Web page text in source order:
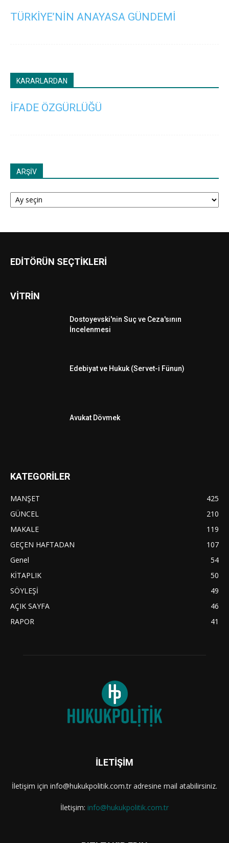
TÜRKİYE’NİN ANAYASA GÜNDEMİ
KARARLARDAN
İFADE ÖZGÜRLÜĞÜ
ARŞİV
ARŞİV
EDİTÖRÜN SEÇTİKLERİ
VİTRİN
Dostoyevski'nin Suç ve Ceza'sının
İncelenmesi
Edebiyat ve Hukuk (Servet-i Fünun)
Avukat Dövmek
KATEGORİLER
MANŞET
425
GÜNCEL
210
MAKALE
119
GEÇEN HAFTADAN
107
Genel
54
KİTAPLIK
50
SÖYLEŞİ
49
AÇIK SAYFA
46
RAPOR
41
İLETİŞİM
İletişim için info@hukukpolitik.com.tr adresine mail atabilirsiniz.
İletişim: info@hukukpolitik.com.tr